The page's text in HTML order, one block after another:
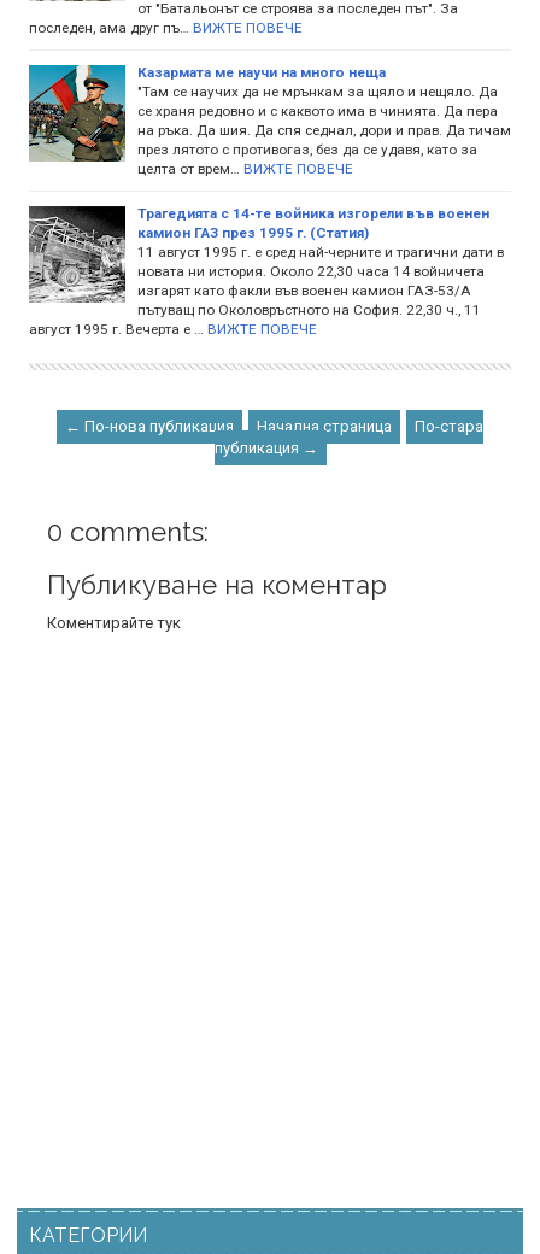
от "Батальонът се строява за последен път". За
последен, ама друг пъ…
ВИЖТЕ ПОВЕЧЕ
Казармата ме научи на много неща
"Там се научих да не мрънкам за щяло и нещяло. Да
се храня редовно и с каквото има в чинията. Да пера
на ръка. Да шия. Да спя седнал, дори и прав. Да тичам
през лятото с противогаз, без да се удавя, като за
целта от врем…
ВИЖТЕ ПОВЕЧЕ
Tрагедията с 14-те войника изгорели във военен
камион ГАЗ през 1995 г. (Статия)
11 август 1995 г. е сред най-черните и трагични дати в
новата ни история. Около 22,30 часа 14 войничета
изгарят като факли във военен камион ГАЗ-53/А
пътуващ по Околовръстното на София. 22,30 ч., 11
август 1995 г. Вечерта е …
ВИЖТЕ ПОВЕЧЕ
← По-нова публикация Начална страница
По-стара
публикация →
0 comments:
Публикуване на коментар
Коментирайте тук
КАТЕГОРИИ